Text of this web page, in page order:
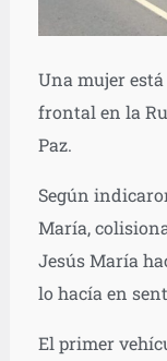
Una mujer
frontal en la
Paz.
Según
María,
Jesús María
lo hacía en
El primer